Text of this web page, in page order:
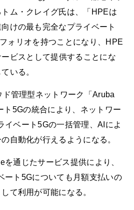
ム・クレイグ氏は、「HPEは
けの最も完全なプライベート
ォリオを持つことになり、HPE
ビスとして提供することにな
いる。
管理型ネットワーク「Aruba
ト5Gの統合により、ネットワー
イベート5Gの一括管理、AIによ
自動化が行えるようになる。
を通じたサービス提供により、
ート5Gについても月額支払いの
て利用が可能になる。